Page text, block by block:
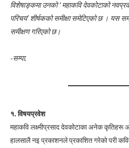
विशेषाङ्कमा उनको ‘ महाकवि देवकोटाको
परिचय’ शीर्षकको समीक्षा समेटिएको छ । यस
समीक्षण गरिएको छ।
-सम्पा.
१. विषयप्रवेश
महाकवि लक्ष्मीप्रसाद देवकोटाका अनेक
हालसालै नइ प्रकाशनले प्रकाशित गरेको परी